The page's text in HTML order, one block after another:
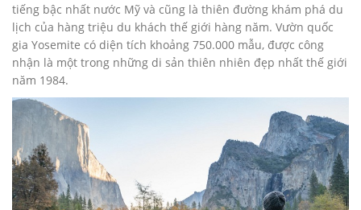
tiếng bậc nhất nước Mỹ và cũng là thiên đường khám phá du
lịch của hàng triệu du khách thế giới hàng năm. Vườn quốc
gia Yosemite có diện tích khoảng 750.000 mẫu, được công
nhận là một trong những di sản thiên nhiên đẹp nhất thế giới
năm 1984.